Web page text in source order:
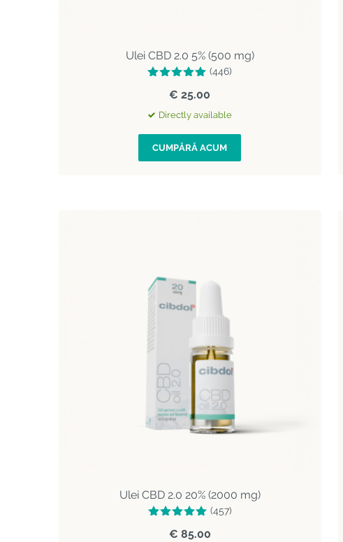
Ulei CBD 2.0 5% (500 mg)
(446)
€ 25.00
Directly available
CUMPĂRĂ ACUM
Ulei CBD 2.0 20% (2000 mg)
(457)
€ 85.00